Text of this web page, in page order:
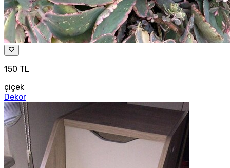
150 TL
çiçek
Dekor